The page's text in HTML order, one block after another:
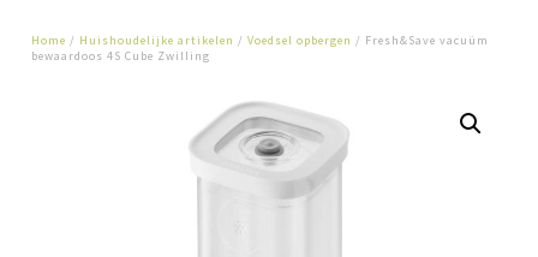
Home / Huishoudelijke artikelen /Voedsel opbergen / Fresh&Save vacuüm
bewaardoos 4S Cube Zwilling